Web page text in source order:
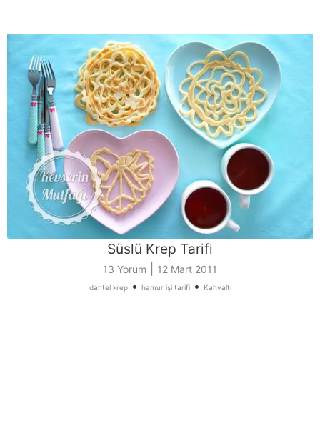
Süslü Krep Tarifi
13 Yorum 12 Mart 2011
dantel krep• hamur işi tarifi• Kahvaltı